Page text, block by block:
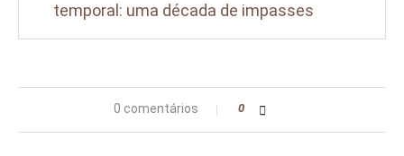
temporal: uma década de impasses
0 comentários 0